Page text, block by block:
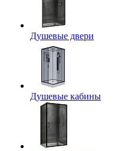
Душевые двери
Душевые кабины